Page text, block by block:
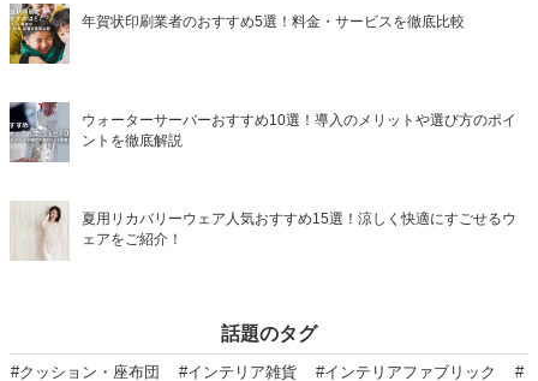
年賀状印刷業者のおすすめ5選！料金・サービスを徹底比較
ウォーターサーバーおすすめ10選！導入のメリットや選び方のポイ
ントを徹底解説
夏用リカバリーウェア人気おすすめ15選！涼しく快適にすごせるウ
ェアをご紹介！
話題のタグ
#クッション・座布団 #インテリア雑貨 #インテリアファブリック
#